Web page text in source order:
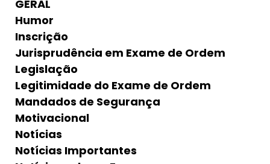
GERAL
Humor
Inscrição
Jurisprudência em Exame de Ordem
Legislação
Legitimidade do Exame de Ordem
Mandados de Segurança
Motivacional
Notícias
Notícias Importantes